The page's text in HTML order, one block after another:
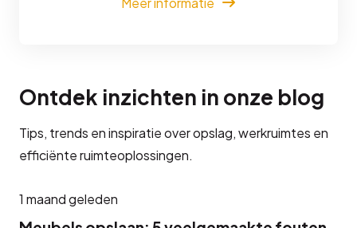
Ontdek inzichten in onze blog
Tips, trends en inspiratie over opslag, werkruimtes en
efficiënte ruimteoplossingen.
1 maand geleden